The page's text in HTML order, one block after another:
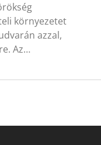
környezetet
azzal,
Az…